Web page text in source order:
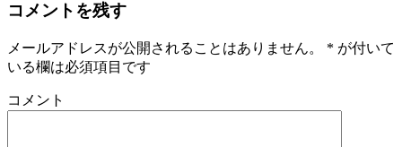
コメントを残す
メールアドレスが公開されることはありません。 * が付いて
いる欄は必須項目です
コメント